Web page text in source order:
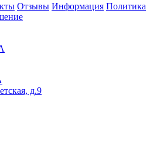
Отзывы Информация Политика
д.9